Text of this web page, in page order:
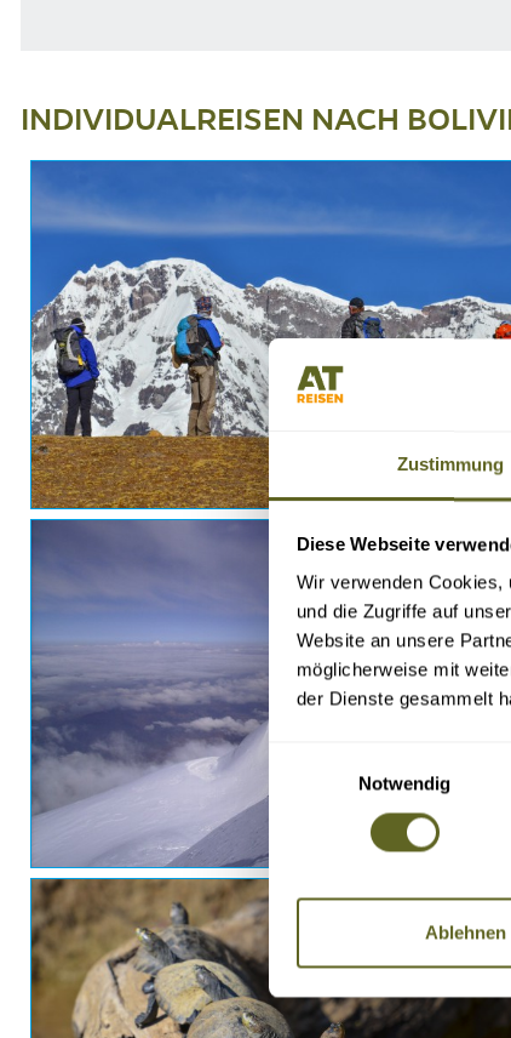
Zustimmung
Diese Webseite
Wir verwenden Cookies,
und die Zugriffe auf
Website an unsere
möglicherweise mit
der Dienste gesammelt
Notwendig
Ablehnen
INDIVIDUALREISEN NACH